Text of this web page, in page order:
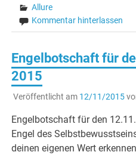
Allure
Kommentar hinterlassen
Engelbotschaft für
2015
Veröffentlicht am 12/11/2015
Engelbotschaft für den
Engel des
deinen eigenen Wert